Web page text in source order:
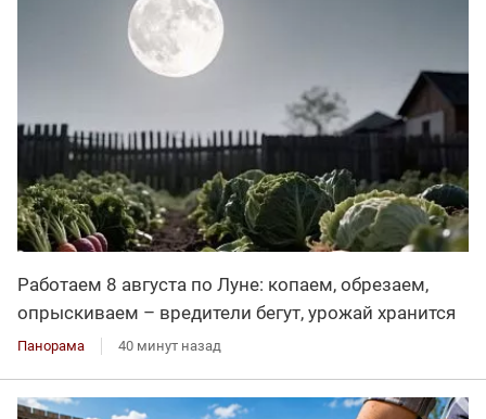
Работаем 8 августа по Луне: копаем, обрезаем,
опрыскиваем – вредители бегут, урожай хранится
Панорама 40 минут назад